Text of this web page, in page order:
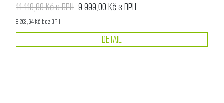
11 110,00 Kč s DPH 9 999,00 Kč s DPH
8 263,64 Kč bez DPH
DETAIL